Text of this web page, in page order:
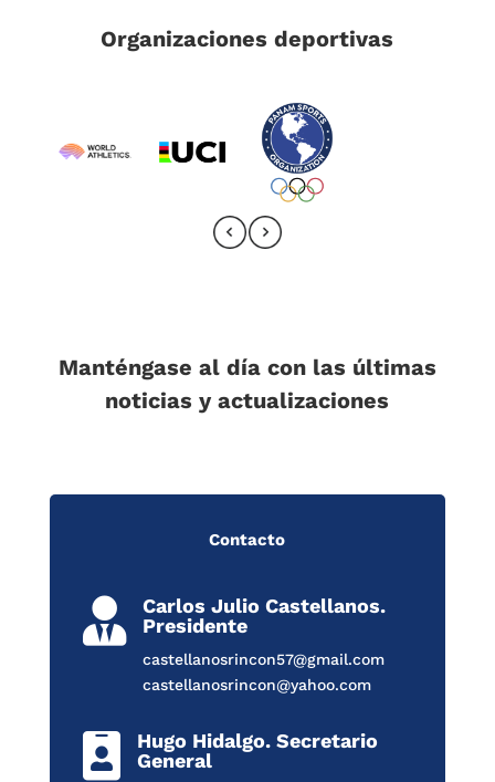
Organizaciones deportivas
Manténgase al día con las últimas
noticias y actualizaciones
Contacto

Carlos Julio Castellanos.
Presidente
castellanosrincon57@gmail.com
castellanosrincon@yahoo.com

Hugo Hidalgo. Secretario
General